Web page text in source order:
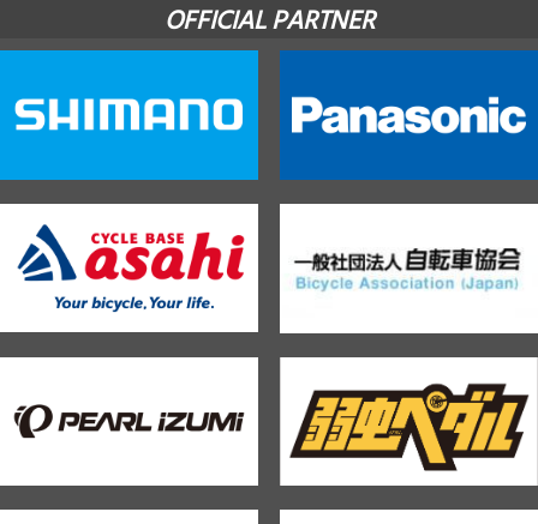
OFFICIAL PARTNER